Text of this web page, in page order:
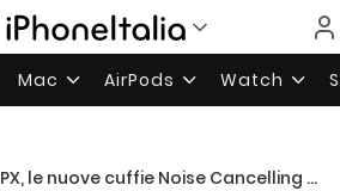
Mac AirPods Watch
PX, le nuove cuffie Noise Cancelling di Bowers & Wilkins